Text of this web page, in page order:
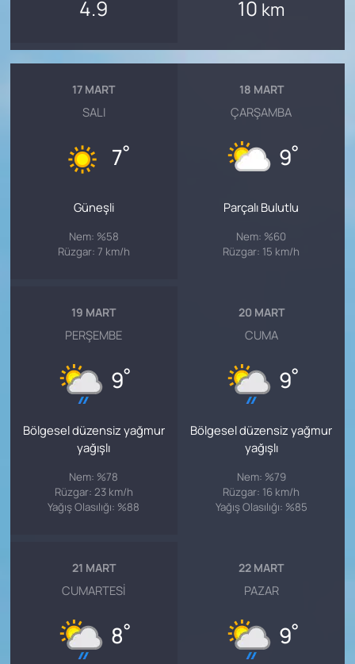
4.9 10 km
17 MART
SALI
7°
Güneşli
Nem: %58
Rüzgar: 7 km/h
18 MART
ÇARŞAMBA
9°
Parçalı Bulutlu
Nem: %60
Rüzgar: 15 km/h
19 MART
PERŞEMBE
9°
Bölgesel düzensiz yağmur
yağışlı
Nem: %78
Rüzgar: 23 km/h
Yağış Olasılığı: %88
20 MART
CUMA
9°
Bölgesel düzensiz yağmur
yağışlı
Nem: %79
Rüzgar: 16 km/h
Yağış Olasılığı: %85
21 MART
CUMARTESI
8°
22 MART
PAZAR
9°